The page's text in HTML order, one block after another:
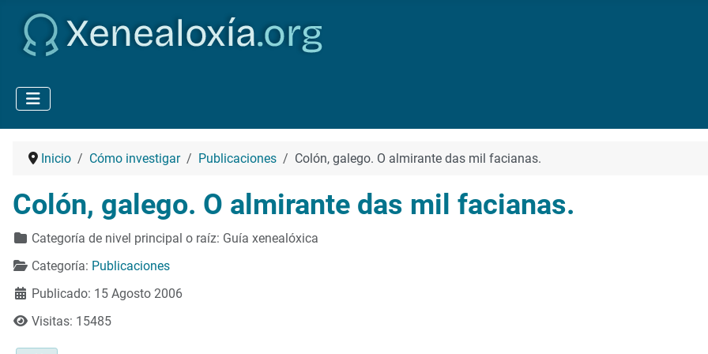
Inicio Cómo investigar Publicaciones Colón, galego. O almirante das mil facianas.
Colón, galego. O almirante das mil facianas.
Detalles
Categoría de nivel principal o raíz: Guía xenealóxica
Categoría: Publicaciones
Publicado: 15 Agosto 2006
Visitas: 15485